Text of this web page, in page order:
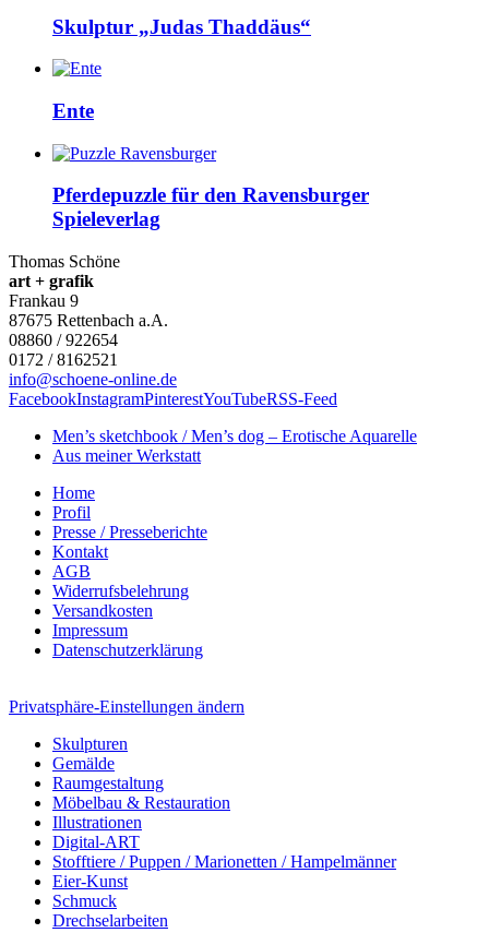
Skulptur „Judas Thaddäus“
Ente
Pferdepuzzle für den Ravensburger
Spieleverlag
Thomas Schöne
art + grafik
Frankau 9
87675 Rettenbach a.A.
08860 / 922654
0172 / 8162521
info@schoene-online.de
FacebookInstagramPinterestYouTubeRSS-Feed
Men’s sketchbook / Men’s dog – Erotische Aquarelle
Aus meiner Werkstatt
Home
Profil
Presse / Presseberichte
Kontakt
AGB
Widerrufsbelehrung
Versandkosten
Impressum
Datenschutzerklärung
Privatsphäre-Einstellungen ändern
Skulpturen
Gemälde
Raumgestaltung
Möbelbau & Restauration
Illustrationen
Digital-ART
Stofftiere / Puppen / Marionetten / Hampelmänner
Eier-Kunst
Schmuck
Drechselarbeiten